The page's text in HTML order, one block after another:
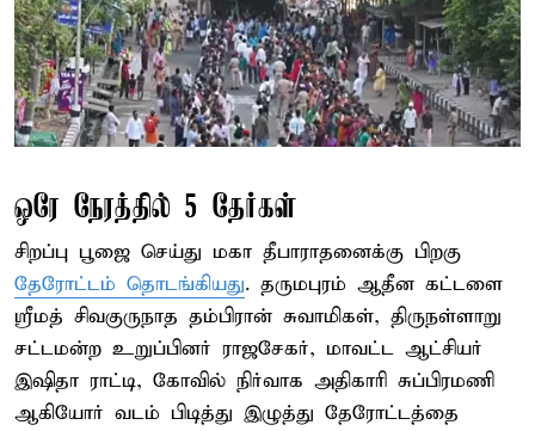
ஒரே நேரத்தில் 5 தேர்கள்
சிறப்பு பூஜை செய்து மகா தீபாராதனைக்கு பிறகு
தேரோட்டம் தொடங்கியது. தருமபுரம் ஆதீன கட்டளை
ஸ்ரீமத் சிவகுருநாத தம்பிரான் சுவாமிகள், திருநள்ளாறு
சட்டமன்ற உறுப்பினர் ராஜசேகர், மாவட்ட ஆட்சியர்
இஷிதா ராட்டி, கோவில் நிர்வாக அதிகாரி சுப்பிரமணி
ஆகியோர் வடம் பிடித்து இழுத்து தேரோட்டத்தை